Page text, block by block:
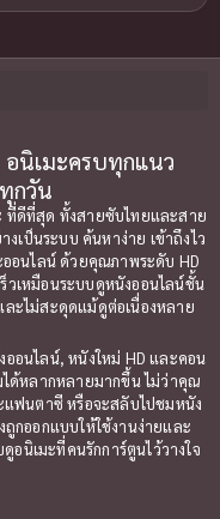
1999
1990
1988
1985
1983
1981
1979
1972
อนิเมะครบทุกแนว
กวัน
ที่ดีที่สุด ทั้งสายซับไทยและสาย
เป็นระบบ ค้นหาง่าย เข้าถึงไว
อนไลน์ ด้วยคุณภาพระดับ HD
วเหมือนระบบดูหนังออนไลน์ชั้น
ะไม่สะดุดแม้ดูต่อเนื่องหลาย
อนไลน์, หนังใหม่ HD และคอน
ได้หลากหลายมากขึ้น ไม่ว่าคุณ
แฟนตาซี หรือจะสลับไปชมหนัง
กออกแบบให้ใช้งานง่ายและ
อนิเมะที่คนรักการ์ตูนไว้วางใจ